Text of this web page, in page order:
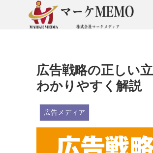
広告戦略の正しい
わかりやすく解説
広告メディア